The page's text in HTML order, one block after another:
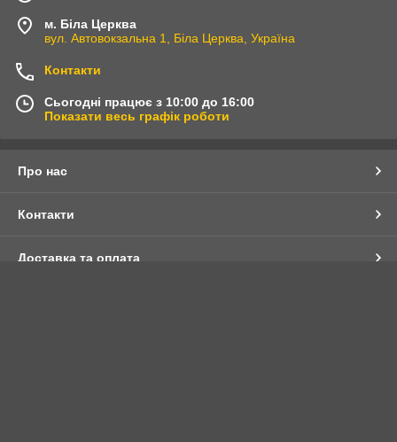
м. Біла Церква
вул. Автовокзальна 1, Біла Церква, Україна
Контакти
Сьогодні працює з 10:00 до 16:00
Показати весь графік роботи
Про нас
Контакти
Доставка та оплата